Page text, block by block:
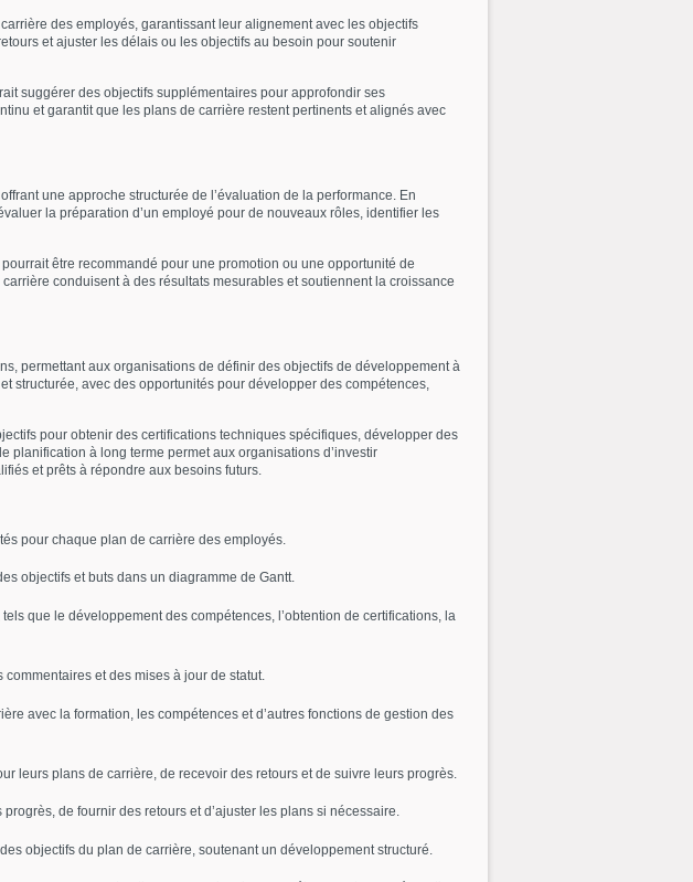
des employés, garantissant leur alignement avec les objectifs
et ajuster les délais ou les objectifs au besoin pour soutenir
suggérer des objectifs supplémentaires pour approfondir ses
et garantit que les plans de carrière restent pertinents et alignés avec
une approche structurée de l’évaluation de la performance. En
la préparation d’un employé pour de nouveaux rôles, identifier les
être recommandé pour une promotion ou une opportunité de
conduisent à des résultats mesurables et soutiennent la croissance
permettant aux organisations de définir des objectifs de développement à
structurée, avec des opportunités pour développer des compétences,
pour obtenir des certifications techniques spécifiques, développer des
planification à long terme permet aux organisations d’investir
et prêts à répondre aux besoins futurs.
pour chaque plan de carrière des employés.
objectifs et buts dans un diagramme de Gantt.
que le développement des compétences, l’obtention de certifications, la
et des mises à jour de statut.
avec la formation, les compétences et d’autres fonctions de gestion des
leurs plans de carrière, de recevoir des retours et de suivre leurs progrès.
de fournir des retours et d’ajuster les plans si nécessaire.
objectifs du plan de carrière, soutenant un développement structuré.